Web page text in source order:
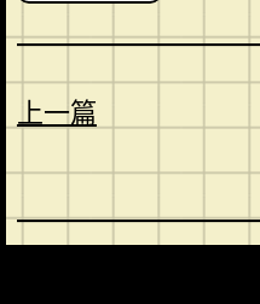
上一篇